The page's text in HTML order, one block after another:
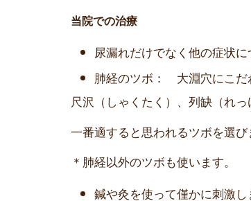
当院での治療
尿漏れだけでなく他の症状
肺経のツボ： 大淵穴にこだ
尺沢（しゃくたく）、列缺（れ
一番適すると思われるツボを選
＊肺経以外のツボも使います。
鍼や灸を使って僅かに刺激し